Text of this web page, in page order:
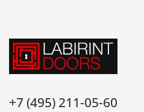
+7 (495) 211-05-60